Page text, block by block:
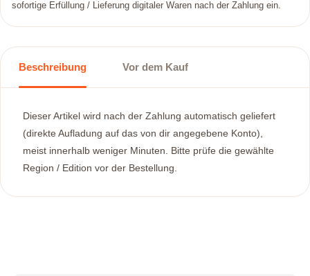
sofortige Erfüllung / Lieferung digitaler Waren nach der Zahlung ein.
Beschreibung Vor dem Kauf
Dieser Artikel wird nach der Zahlung automatisch geliefert
(direkte Aufladung auf das von dir angegebene Konto),
meist innerhalb weniger Minuten. Bitte prüfe die gewählte
Region / Edition vor der Bestellung.